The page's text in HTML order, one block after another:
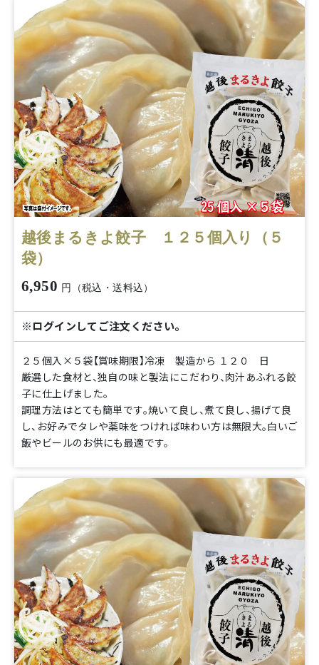
越後まるきよ餃子 １２５個入り（５
袋）
6,950 円（税込・送料込）
※ログインしてご注文ください。
２５個入×５袋【賞味期限】冷凍 製造から １２０ 日
厳選した食材と、独自の味と製法にこだわり、肉汁あふれる餃
子に仕上げました。
調理方法はとても簡単です。焼いて良し、煮て良し、揚げて良
し、お好みでタレや薬味をつければ味わい方は無限大。白いご
飯やビールのお供にも最適です。